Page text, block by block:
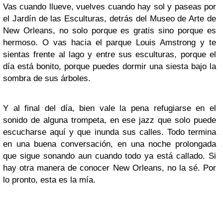
Vas cuando llueve, vuelves cuando hay sol y paseas por
el Jardín de las Esculturas, detrás del Museo de Arte de
New Orleans, no solo porque es gratis sino porque es
hermoso. O vas hacia el parque Louis Amstrong y te
sientas frente al lago y entre sus esculturas, porque el
día está bonito, porque puedes dormir una siesta bajo la
sombra de sus árboles.
Y al final del día, bien vale la pena refugiarse en el
sonido de alguna trompeta, en ese jazz que solo puede
escucharse aquí y que inunda sus calles. Todo termina
en una buena conversación, en una noche prolongada
que sigue sonando aun cuando todo ya está callado. Si
hay otra manera de conocer New Orleans, no la sé. Por
lo pronto, esta es la mía.